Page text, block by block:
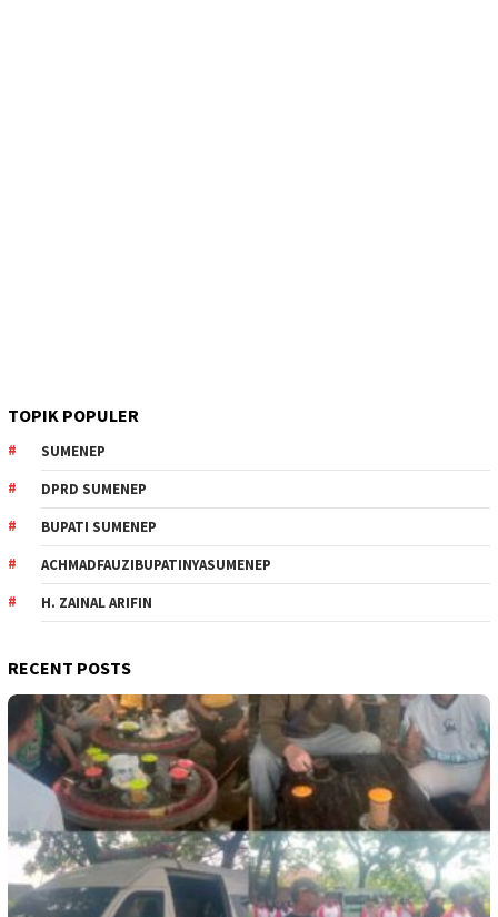
TOPIK POPULER
SUMENEP
DPRD SUMENEP
BUPATI SUMENEP
ACHMADFAUZIBUPATINYASUMENEP
H. ZAINAL ARIFIN
RECENT POSTS